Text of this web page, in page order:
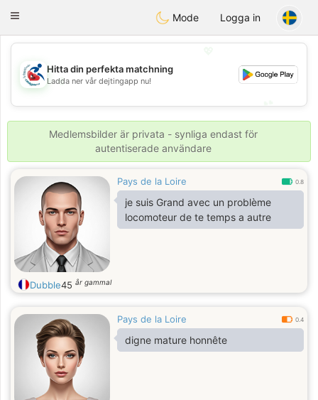
Handi Space
Toggle
Mode Logga in
💖
💕
Hitta din perfekta matchning
Ladda ner vår dejtingapp nu!
Medlemsbilder är privata - synliga endast för
autentiserade användare
Pays de la Loire 0.8
je suis Grand avec un problème
locomoteur de te temps a autre
Dubble45 år gammal
Pays de la Loire 0.4
digne mature honnête